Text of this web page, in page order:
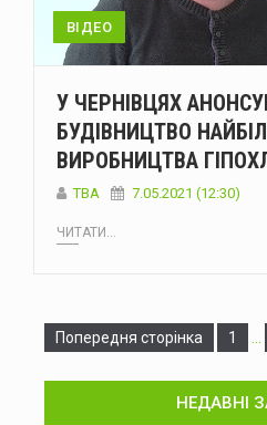
ВІДЕО
У ЧЕРНІВЦЯХ
БУДІВНИЦТВО
ВИРОБНИЦТВА
TBA 7.05.2021 (12:30)
ЧИТАТИ...
Попередня сторінка 1 …
НЕДАВНІ